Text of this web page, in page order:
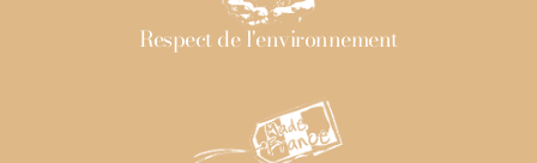
Respect de l'environnement